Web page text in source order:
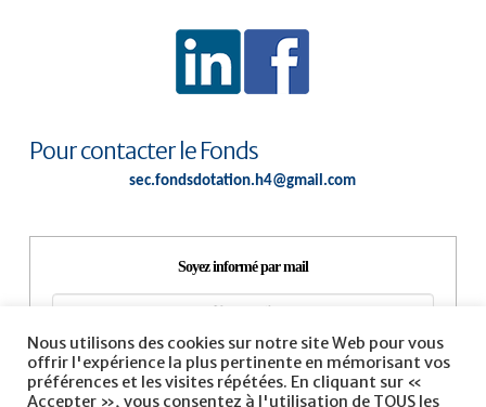
Pour contacter le Fonds
sec.fondsdotation.h4@gmail.com
Soyez informé par mail
Nous utilisons des cookies sur notre site Web pour vous
offrir l'expérience la plus pertinente en mémorisant vos
préférences et les visites répétées. En cliquant sur «
Accepter », vous consentez à l'utilisation de TOUS les